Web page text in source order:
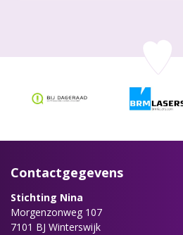
Contactgegevens
Stichting Nina
Morgenzonweg 107
7101 BJ Winterswijk